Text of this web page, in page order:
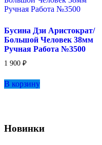
Бусина Дзи Аристократ/
Большой Человек 38мм
Ручная Работа №3500
1 900 ₽
В корзину
Новинки